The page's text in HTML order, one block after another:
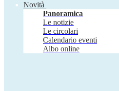
Novità
Panoramica
Le notizie
Le circolari
Calendario eventi
Albo online